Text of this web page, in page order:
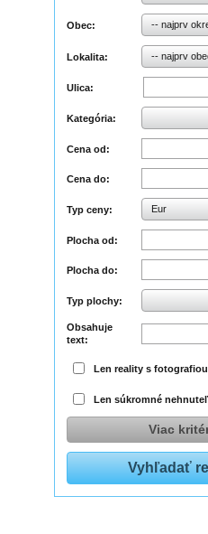
Obec: -- najprv
Lokalita: -- najprv
Ulica:
Kategória:
Cena od:
Cena do:
Typ ceny: Eur
Plocha od:
Plocha do:
Typ plochy:
Obsahuje
text:
Len reality s fotografiou
Len súkromné
Viac